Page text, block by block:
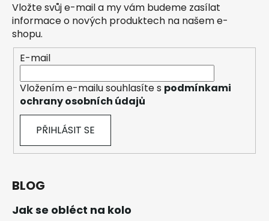
Vložte svůj e-mail a my vám budeme zasílat
informace o nových produktech na našem e-
shopu.
E-mail
Vložením e-mailu souhlasíte s podmínkami
ochrany osobních údajů
PŘIHLÁSIT SE
BLOG
Jak se obléct na kolo